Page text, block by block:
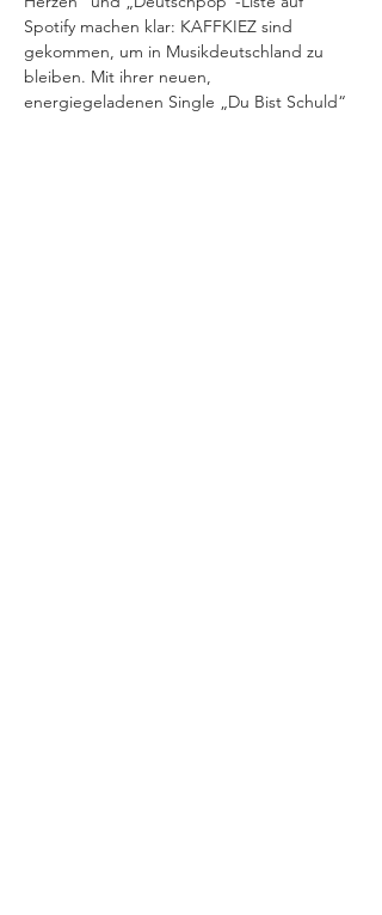
Spotify machen klar: KAFFKIEZ sind
gekommen, um in Musikdeutschland zu
bleiben. Mit ihrer neuen,
energiegeladenen Single „Du Bist Schuld“